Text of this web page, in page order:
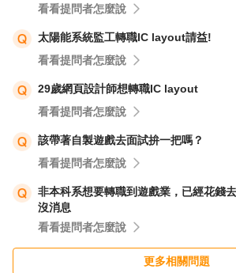
看看提問者怎麼說
太陽能系統監工轉職IC layout請益!
看看提問者怎麼說
29歲網頁設計師想轉職IC layout
看看提問者怎麼說
該帶著自製遊戲去面試拚一把嗎？
看看提問者怎麼說
非本科系想要轉職到遊戲業，已經花錢
沒消息
看看提問者怎麼說
更多相關問題